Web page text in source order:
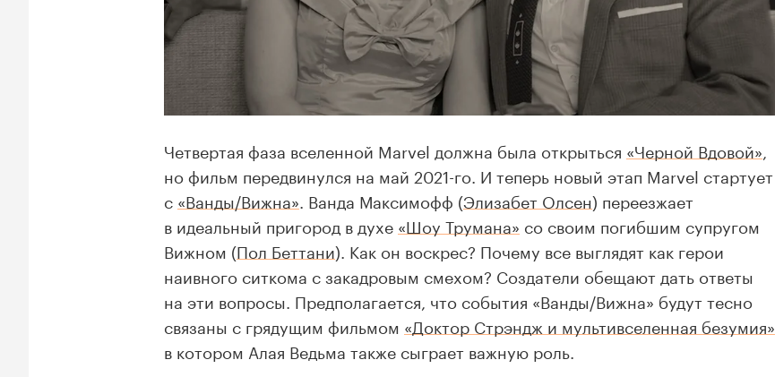
Четвертая фаза вселенной Marvel должна была открыться «Черной Вдовой»
но фильм передвинулся на май 2021-го. И теперь новый этап Marvel стартует
с «Ванды/Вижна» . Ванда Максимофф (Элизабет Олсен) переезжает
в идеальный пригород в духе «Шоу Трумана» со своим погибшим супругом
Вижном (Пол Беттани). Как он воскрес? Почему все выглядят как герои
наивного ситкома с закадровым смехом? Создатели обещают дать ответы
на эти вопросы. Предполагается, что события «Ванды/Вижна» будут тесно
связаны с грядущим фильмом «Доктор Стрэндж и мультивселенная безумия»
в котором Алая Ведьма также сыграет важную роль.